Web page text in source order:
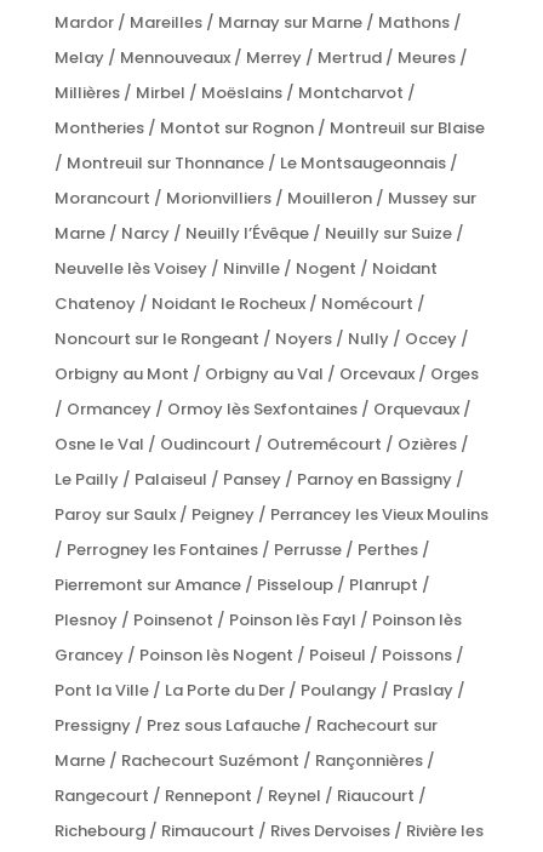
Mardor / Mareilles / Marnay sur Marne / Mathons /
Melay / Mennouveaux / Merrey / Mertrud / Meures /
Millières / Mirbel / Moëslains / Montcharvot /
Montheries / Montot sur Rognon / Montreuil sur Blaise
/ Montreuil sur Thonnance / Le Montsaugeonnais /
Morancourt / Morionvilliers / Mouilleron / Mussey sur
Marne / Narcy / Neuilly l’Évêque / Neuilly sur Suize /
Neuvelle lès Voisey / Ninville / Nogent / Noidant
Chatenoy / Noidant le Rocheux / Nomécourt /
Noncourt sur le Rongeant / Noyers / Nully / Occey /
Orbigny au Mont / Orbigny au Val / Orcevaux / Orges
/ Ormancey / Ormoy lès Sexfontaines / Orquevaux /
Osne le Val / Oudincourt / Outremécourt / Ozières /
Le Pailly / Palaiseul / Pansey / Parnoy en Bassigny /
Paroy sur Saulx / Peigney / Perrancey les Vieux Moulins
/ Perrogney les Fontaines / Perrusse / Perthes /
Pierremont sur Amance / Pisseloup / Planrupt /
Plesnoy / Poinsenot / Poinson lès Fayl / Poinson lès
Grancey / Poinson lès Nogent / Poiseul / Poissons /
Pont la Ville / La Porte du Der / Poulangy / Praslay /
Pressigny / Prez sous Lafauche / Rachecourt sur
Marne / Rachecourt Suzémont / Rançonnières /
Rangecourt / Rennepont / Reynel / Riaucourt /
Richebourg / Rimaucourt / Rives Dervoises / Rivière les